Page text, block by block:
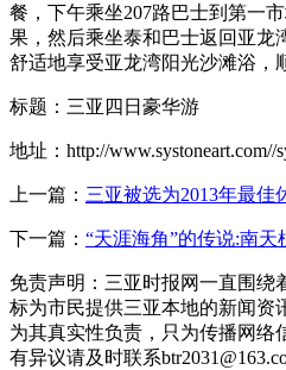
餐，下午乘坐207路巴士到第一
果，然后乘坐泰和巴士返回亚龙
舒适地享受亚龙湾阳光沙滩浴，
标题：三亚四日豪华游
地址：http://www.systoneart.com//
上一篇： 三亚被选为2013年最佳
下一篇： “天涯海角”的传说:南天
免责声明：三亚时报网一直围绕
标为市民提供三亚本地的新闻资
为其真实性负责，只为传播网络
有异议请及时联系